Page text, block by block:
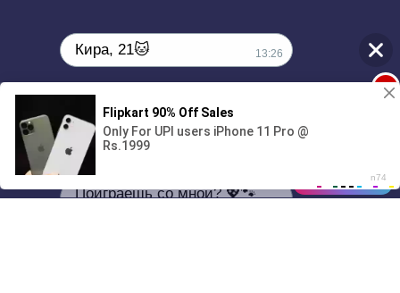
01/07
00:00
Кира, 21🐱 13:26
Поиграешь со мной? 💖🐾
1